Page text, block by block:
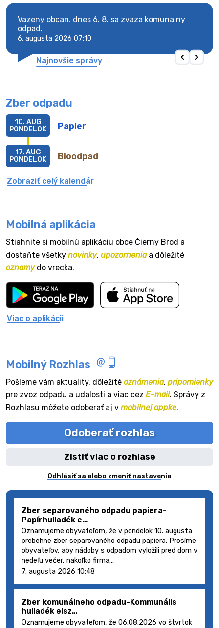
Vazeny obcan, dnes 6. 8. sa zvaza komunalny
odpad.
6. augusta 2026 07:10
Najnovšie správy
Zber odpadu
Papier
10. AUG
PONDELOK
Bioodpad
17. AUG
PONDELOK
Zobraziť celý kalendár
Mobilná aplikácia
Stiahnite si mobilnú aplikáciu obce Čierny Brod a
dostaňte všetky novinky, upozorneniaa dôležité
oznamydo vrecka.
Viac o aplikácii
Mobilný Rozhlas
Pošleme vám aktuality, dôležité oznámenia, pripomienky
pre zvoz odpadu a udalosti a viac cez E-mail. Správy z
Rozhlasu môžete odoberať aj v mobilnej appke.
Odoberať rozhlas
Zistiť viac o rozhlase
Odhlásiť sa alebo zmeniť nastavenia
Zber separovaného odpadu papiera-
Papírhulladék e…
Oznamujeme obyvateľom, že v pondelok 10. augusta
prebehne zber separovaného odpadu papiera. Prosíme
obyvateľov, aby nádoby s odpadom vyložili pred dom v
nedeľu večer, nakoľko firma…
7. augusta 2026 10:48
Zber komunálneho odpadu-Kommunális
hulladék elsz…
Oznamujeme obyvateľom, že 06.08.2026 vo štvrtok